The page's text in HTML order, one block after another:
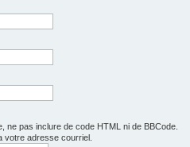
pas inclure de code HTML ni de BBCode.
votre adresse courriel.